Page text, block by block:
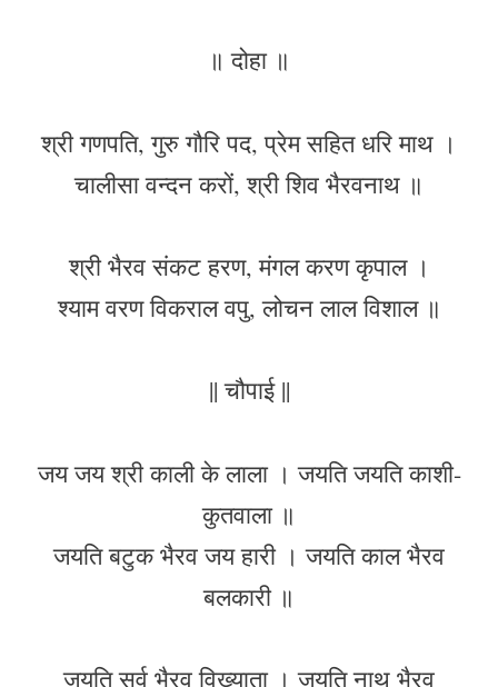
॥ दोहा ॥
श्री गणपति, गुरु गौरि पद, प्रेम सहित धरि माथ ।
चालीसा वन्दन करों, श्री शिव भैरवनाथ ॥
श्री भैरव संकट हरण, मंगल करण कृपाल ।
श्याम वरण विकराल वपु, लोचन लाल विशाल ॥
|| चौपाई ||
जय जय श्री काली के लाला । जयति जयति काशी-
कुतवाला ॥
जयति बटुक भैरव जय हारी । जयति काल भैरव
बलकारी ॥
जयति सर्व भैरव विख्याता । जयति नाथ भैरव